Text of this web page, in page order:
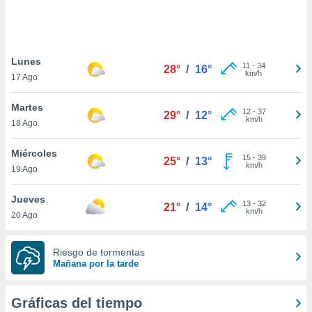
únicos
similares
como
sitio
de
posible
traten tus
en
Para
su
Lunes
17 Ago
28° / 16° 11 - 34
km/h
Martes
18 Ago
29° / 12° 12- 37
km/h
Miércoles
19 Ago
25° / 13° 15- 39
km/h
Jueves
20 Ago
21° / 14° 13- 32
km/h
Riesgo de tormentas
Mañana por la tarde
Gráficas del tiempo